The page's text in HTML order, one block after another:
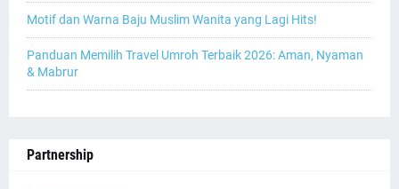
Motif dan Warna Baju Muslim Wanita yang Lagi Hits!
Panduan Memilih Travel Umroh Terbaik 2026: Aman, Nyaman
& Mabrur
Partnership